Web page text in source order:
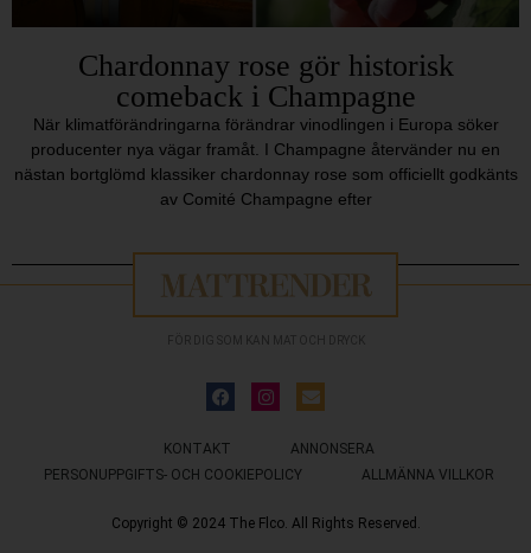
Chardonnay rose gör historisk
comeback i Champagne
När klimatförändringarna förändrar vinodlingen i Europa söker
producenter nya vägar framåt. I Champagne återvänder nu en
nästan bortglömd klassiker chardonnay rose som officiellt godkänts
av Comité Champagne efter
FÖR DIG SOM KAN MAT OCH DRYCK
KONTAKT
ANNONSERA
PERSONUPPGIFTS- OCH COOKIEPOLICY
ALLMÄNNA VILLKOR
Copyright © 2024 The Flco. All Rights Reserved.